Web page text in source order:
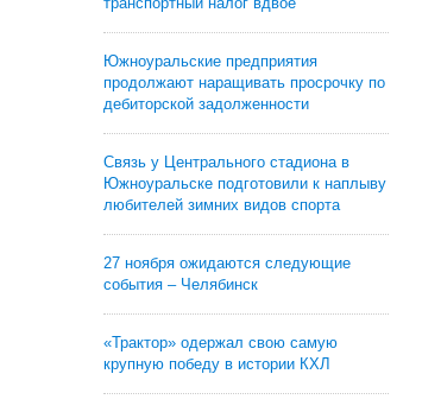
Южноуральские предприятия
продолжают наращивать просрочку по
дебиторской задолженности
Связь у Центрального стадиона в
Южноуральске подготовили к наплыву
любителей зимних видов спорта
27 ноября ожидаются следующие
события – Челябинск
«Трактор» одержал свою самую
крупную победу в истории КХЛ